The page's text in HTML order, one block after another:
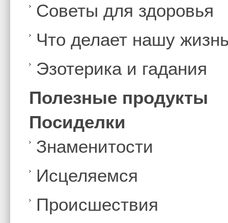
Советы для здоровья
Что делает нашу
Эзотерика и гадания
Полезные продукты
Посиделки
Знаменитости
Иcцеляемся
Происшествия